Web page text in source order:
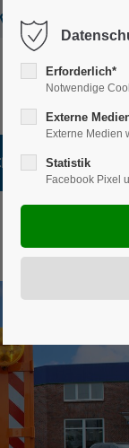
Harkortstraße 12,
Erforderlich*
Notwendige
Externe
Externe Medien
Statistik
Facebook Pixel